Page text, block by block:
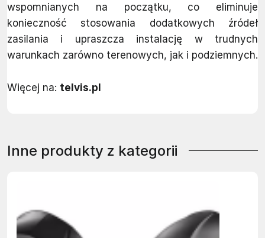
wspomnianych na początku, co eliminuje
konieczność stosowania dodatkowych źródeł
zasilania i upraszcza instalację w trudnych
warunkach zarówno terenowych, jak i podziemnych.
Więcej na: telvis.pl
Inne produkty z kategorii